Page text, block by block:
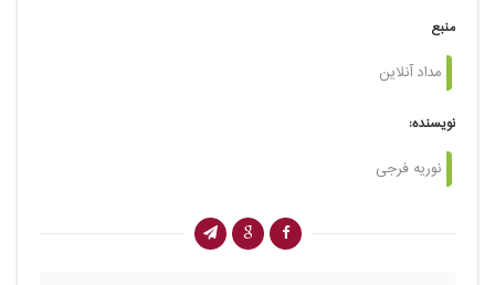
منبع
مداد آنلاین
نویسنده:
نوریه فرجی